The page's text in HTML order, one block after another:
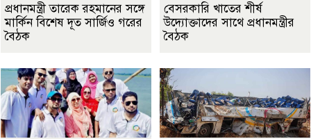
প্রধানমন্ত্রী তারেক রহমানের সঙ্গে
মার্কিন বিশেষ দূত সার্জিও গরের
বৈঠক
বেসরকারি খাতের শীর্ষ
উদ্যোক্তাদের সাথে প্রধানমন্ত্রীর
বৈঠক